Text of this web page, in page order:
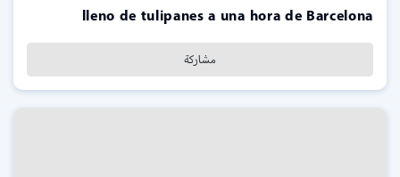
lleno de tulipanes a una hora de Barcelona
مشاركة